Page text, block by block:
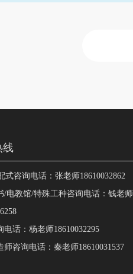
线
式咨询电话：张老师18610032862
/电教馆/特殊工种咨询电话：钱老师
电话：杨老师18610032295
师咨询电话：秦老师18610031537